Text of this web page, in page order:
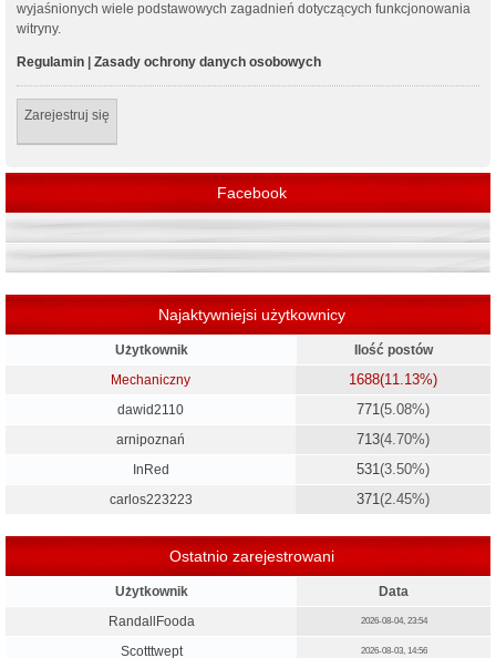
wyjaśnionych wiele podstawowych zagadnień dotyczących funkcjonowania
witryny.
Regulamin Zasady ochrony danych osobowych
Zarejestruj się
Facebook
Najaktywniejsi użytkownicy
Użytkownik
Ilość postów
Mechaniczny
1688(11.13%)
dawid2110 771(5.08%)
arnipoznań 713(4.70%)
InRed 531(3.50%)
carlos223223 371(2.45%)
Ostatnio zarejestrowani
Użytkownik
Data
RandallFooda
2026-08-04, 23:54
Scotttwept 2026-08-03, 14:56